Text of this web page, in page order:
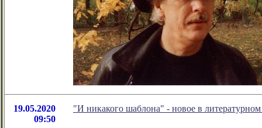
19.05.2020
09:50
"И никакого шаблона" - новое в